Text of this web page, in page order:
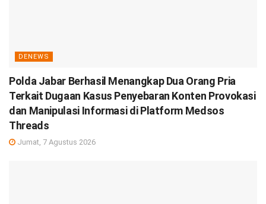
DENEWS
Polda Jabar Berhasil Menangkap Dua Orang Pria
Terkait Dugaan Kasus Penyebaran Konten Provokasi
dan Manipulasi Informasi di Platform Medsos
Threads
Jumat, 7 Agustus 2026